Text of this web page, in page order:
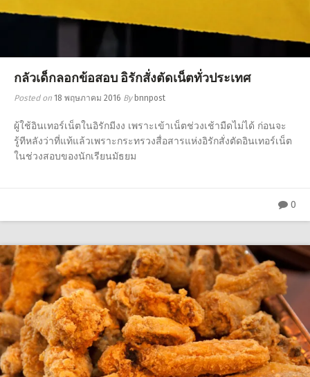
กลัวเด็กลอกข้อสอบ อิรักสั่งตัดเน็ตทั่วประเทศ
Posted on 18 พฤษภาคม 2016 By bnnpost
ผู้ใช้อินเทอร์เน็ตในอิรักมีงง เพราะเข้าเน็ตช่วงเช้ามืดไม่ได้ ก่อนจะ
รู้ทีหลังว่าที่แท้แล้วเพราะกระทรวงสื่อสารแห่งอิรักสั่งตัดอินเทอร์เน็ต
ในช่วงสอบของนักเรียนมัธยม
0